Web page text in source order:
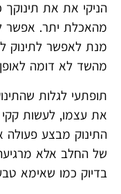
הניקי את את
מהאכלת יתר. אפשר
מנת לאפשר לתינוק
מהשד לא דומה
תופתעי לגלות
את עצמו, לעשות קקי
התינוק מבצע פעולה
של החלב אלא
בדיוק כמו שאימא טבע